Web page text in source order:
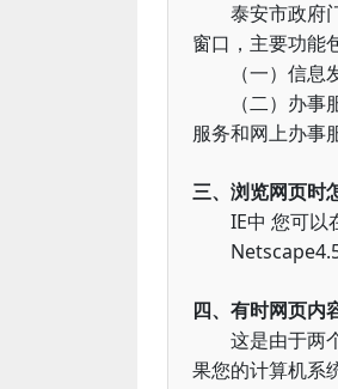
泰安市政府门
窗口，主要功能
（一）信息发
（二）办事服
服务和网上办事
三、浏览网页时
IE中 您可以
四、有时网页内
这是由于两个
果您的计算机系